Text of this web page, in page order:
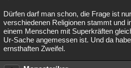
Dürfen darf man schon, die Frage ist
verschiedenen Religionen stammt und
einem Menschen mit Superkräften
Ur-Sache angemessen ist. Und da
ernsthaften Zweifel.